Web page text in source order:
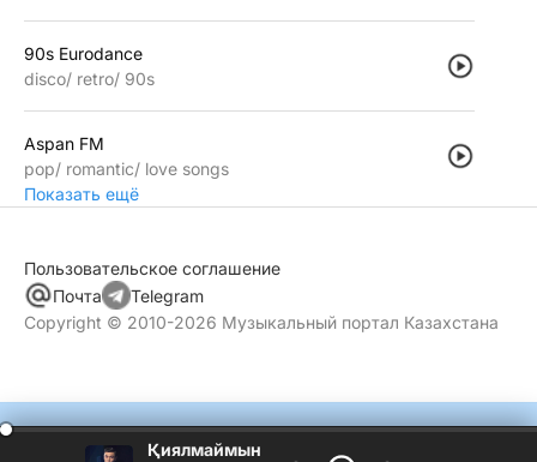
90s Eurodance
disco retro 90s
Aspan FM
pop
romantic
love songs
Показать ещё
Пользовательское соглашение
Copyright © 2010-2026 Музыкальный портал Казахстана
Почта Telegram
Қиялмаймын